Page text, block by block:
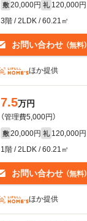
敷 20,000円 礼 120,000円
3階 / 2LDK / 60.21㎡
お問い合わせ （無料）
ほか提供
7.5万円
（管理費5,000円）
敷 20,000円 礼 120,000円
1階 / 2LDK / 60.21㎡
お問い合わせ （無料）
ほか提供